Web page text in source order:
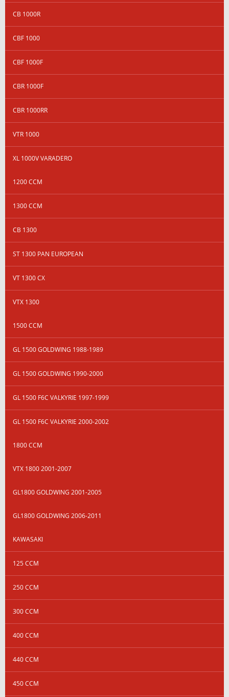
CB 1000R
CBF 1000
CBF 1000F
CBR 1000F
CBR 1000RR
VTR 1000
XL 1000V VARADERO
1200 CCM
1300 CCM
CB 1300
ST 1300 PAN EUROPEAN
VT 1300 CX
VTX 1300
1500 CCM
GL 1500 GOLDWING 1988-1989
GL 1500 GOLDWING 1990-2000
GL 1500 F6C VALKYRIE 1997-1999
GL 1500 F6C VALKYRIE 2000-2002
1800 CCM
VTX 1800 2001-2007
GL1800 GOLDWING 2001-2005
GL1800 GOLDWING 2006-2011
KAWASAKI
125 CCM
250 CCM
300 CCM
400 CCM
440 CCM
450 CCM